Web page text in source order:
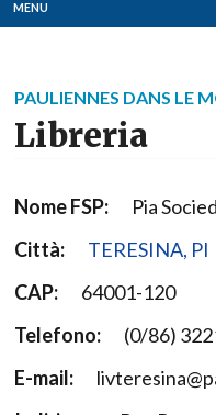
MENU
Où sommes-nous
Ressources
PAULIENNES DANS LE
Libreria
Nome FSP:
Pia
Città:
TERESINA, PI
CAP:
64001-120
Telefono:
(0/86)
E-mail: